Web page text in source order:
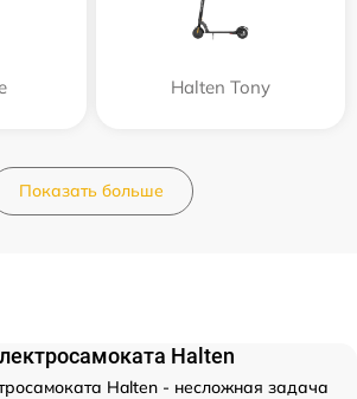
Halten Tony
Показать больше
Halten
Halten - несложная задача